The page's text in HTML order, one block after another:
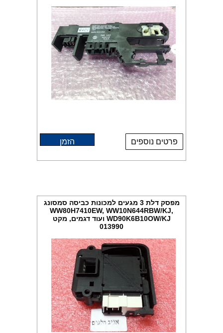
פרטים נוספים הזמן
מפסק דלת 3 מגעים למכונות כביסה סמסונג
WW80H7410EW, WW10N644RBW/KJ,
WD90K6B10OW/KJ ועוד דגמים, מקט
013990